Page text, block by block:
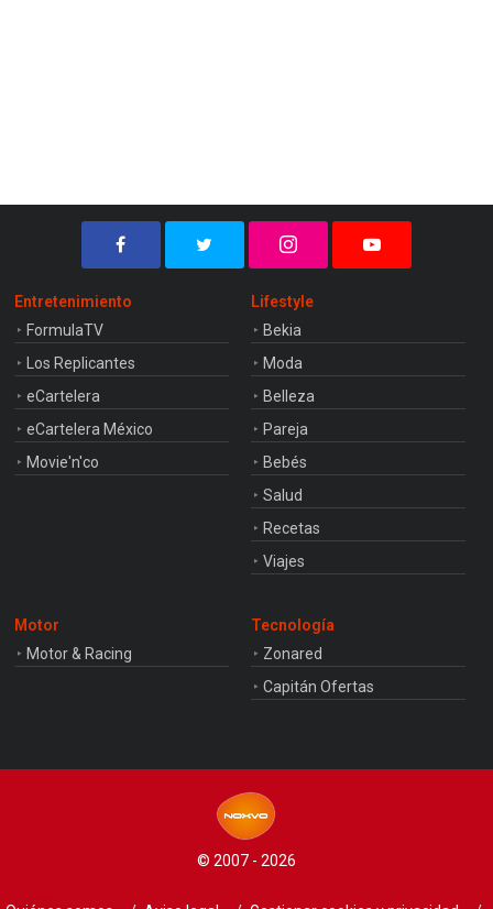
Entretenimiento
FormulaTV
Los Replicantes
eCartelera
eCartelera México
Movie'n'co
Lifestyle
Bekia
Moda
Belleza
Pareja
Bebés
Salud
Recetas
Viajes
Motor
Motor & Racing
Tecnología
Zonared
Capitán Ofertas
© 2007 - 2026